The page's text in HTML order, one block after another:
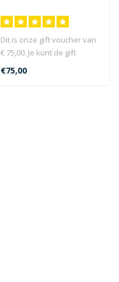
Dit is onze gift voucher van
€ 75,00. Je kunt de gift
voucher bestellen als ko..
€75,00